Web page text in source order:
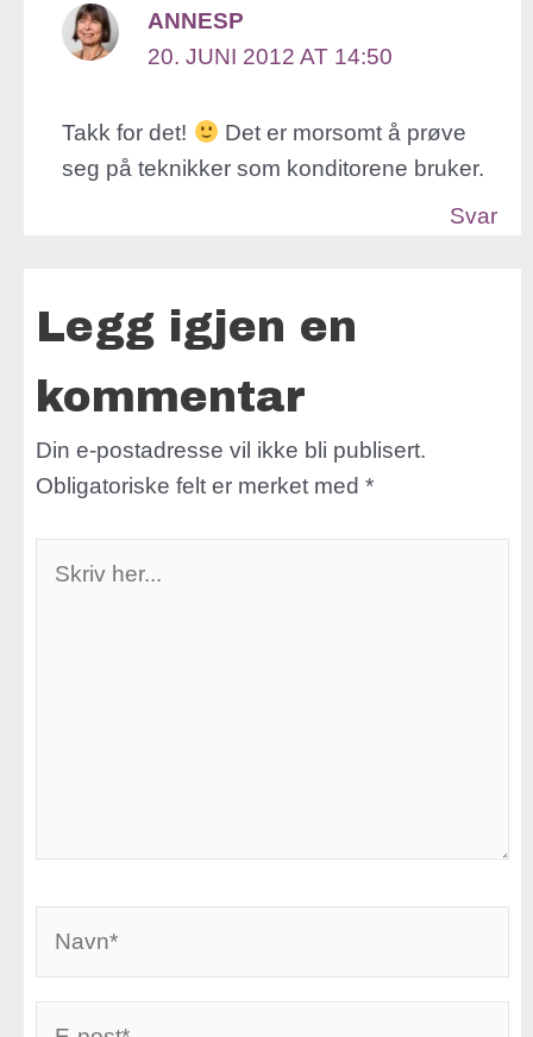
ANNESP
20. JUNI 2012 AT 14:50
Takk for det!
Det er morsomt å prøve
seg på teknikker som konditorene bruker.
Svar
Legg igjen en
kommentar
Din e-postadresse vil ikke bli publisert.
Obligatoriske felt er merket med*
her...